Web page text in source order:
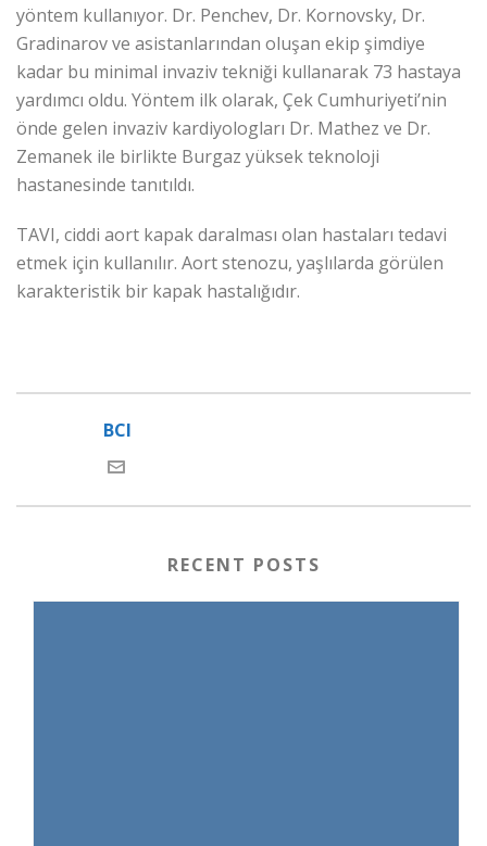
yöntem kullanıyor. Dr. Penchev, Dr. Kornovsky, Dr.
Gradinarov ve asistanlarından oluşan ekip şimdiye
kadar bu minimal invaziv tekniği kullanarak 73 hastaya
yardımcı oldu. Yöntem ilk olarak, Çek Cumhuriyeti’nin
önde gelen invaziv kardiyologları Dr. Mathez ve Dr.
Zemanek ile birlikte Burgaz yüksek teknoloji
hastanesinde tanıtıldı.
TAVI, ciddi aort kapak daralması olan hastaları tedavi
etmek için kullanılır. Aort stenozu, yaşlılarda görülen
karakteristik bir kapak hastalığıdır.
BCI
RECENT POSTS